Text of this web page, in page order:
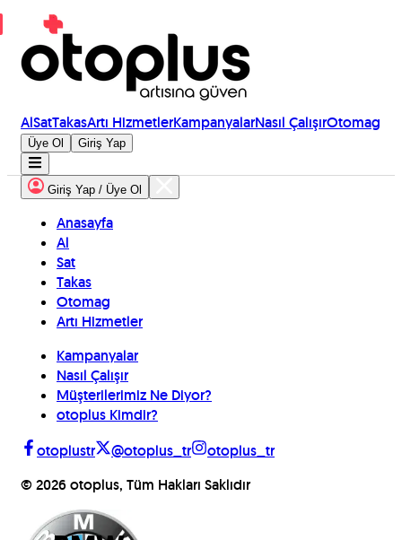
AlSatTakasArtı HizmetlerKampanyalarNasıl ÇalışırOtomag
Üye Ol Giriş Yap
Giriş Yap / Üye Ol
Anasayfa
Al
Sat
Takas
Otomag
Artı Hizmetler
Kampanyalar
Nasıl Çalışır
Müşterilerimiz Ne Diyor?
otoplus Kimdir?
otoplustr
@otoplus_tr
otoplus_tr
© 2026 otoplus, Tüm Hakları Saklıdır